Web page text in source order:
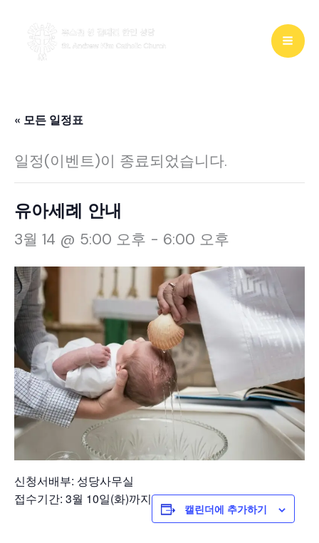
« 모든 일정표
일정(이벤트)이 종료되었습니다.
유아세례 안내
3월 14 @ 5:00 오후 - 6:00 오후
신청서배부: 성당사무실
접수기간: 3월 10일(화)까지
캘린더에 추가하기